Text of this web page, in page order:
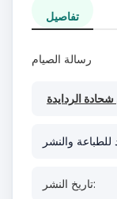
تفاصيل
رسالة الصيام
الردايدة
للطباعة والنشر
تاريخ النشر: